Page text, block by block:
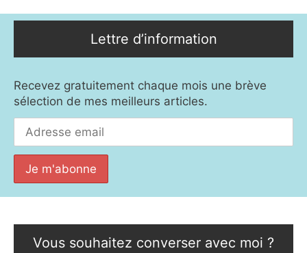
Lettre d’information
Recevez gratuitement chaque mois une brève
sélection de mes meilleurs articles.
Vous souhaitez converser avec moi ?